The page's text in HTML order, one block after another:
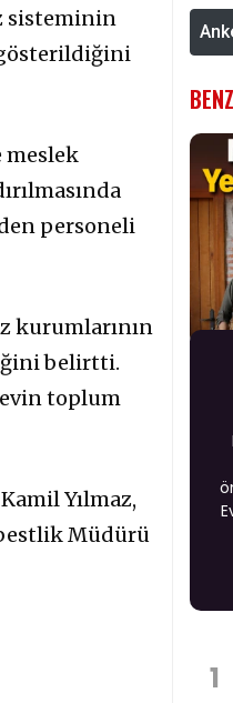
sisteminin
meslek
personeli
kurumlarının
belirtti.
toplum
Yılmaz,
Müdürü
1